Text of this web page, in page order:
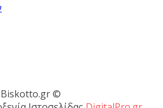
Biskotto.gr ©